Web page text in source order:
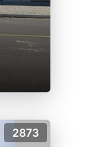
2873